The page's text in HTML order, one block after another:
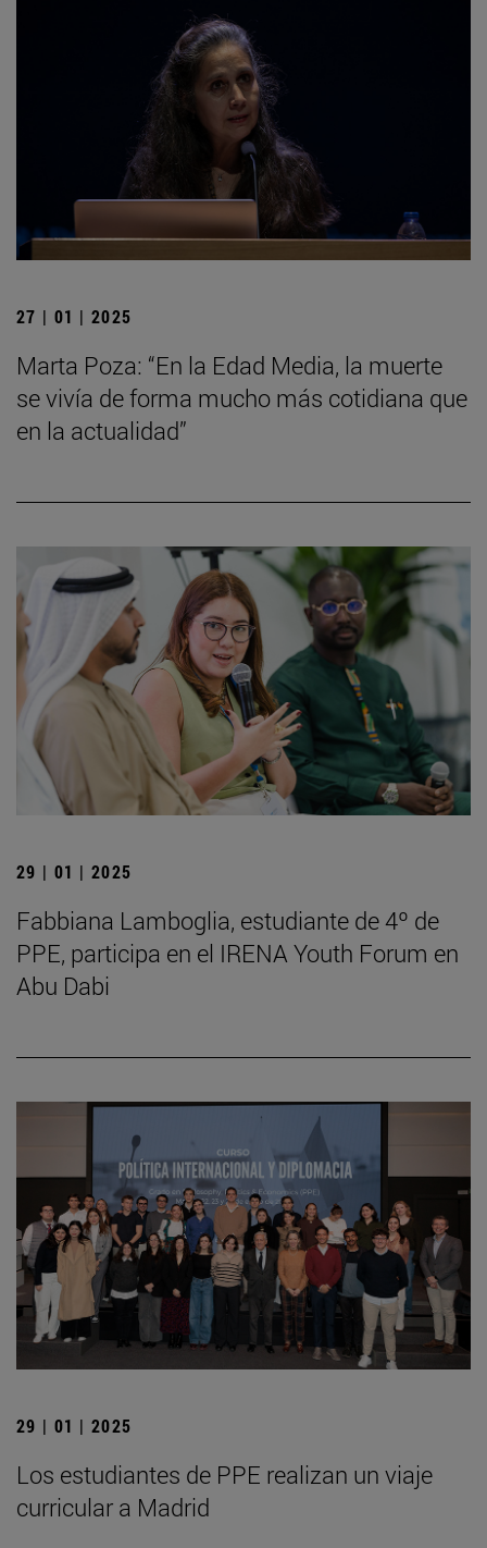
27 | 01 | 2025
Marta Poza: “En la Edad Media, la muerte
se vivía de forma mucho más cotidiana que
en la actualidad”
29 | 01 | 2025
Fabbiana Lamboglia, estudiante de 4º de
PPE, participa en el IRENA Youth Forum en
Abu Dabi
29 | 01 | 2025
Los estudiantes de PPE realizan un viaje
curricular a Madrid